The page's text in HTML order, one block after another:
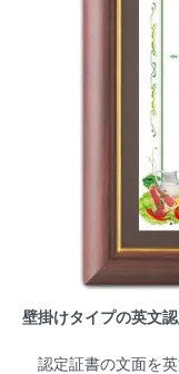
壁掛けタイプの英文
認定証書の文面を英